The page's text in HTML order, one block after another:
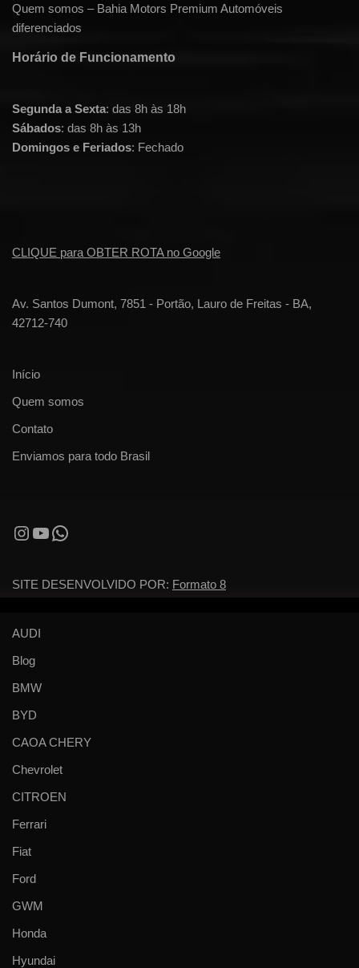
Quem somos – Bahia Motors Premium Automóveis
diferenciados
Horário de Funcionamento
Segunda a Sexta: das 8h às 18h
Sábados: das 8h às 13h
Domingos e Feriados: Fechado
CLIQUE para OBTER ROTA no Google
Av. Santos Dumont, 7851 - Portão, Lauro de Freitas - BA,
42712-740
Início
Quem somos
Contato
Enviamos para todo Brasil
SITE DESENVOLVIDO POR: Formato 8
AUDI
Blog
BMW
BYD
CAOA CHERY
Chevrolet
CITROEN
Ferrari
Fiat
Ford
GWM
Honda
Hyundai